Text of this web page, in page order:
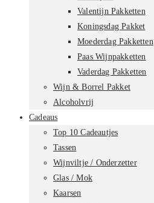
Valentijn Pakketten
Koningsdag Pakket
Moederdag Pakketten
Paas Wijnpakketten
Vaderdag Pakketten
Wijn & Borrel Pakket
Alcoholvrij
Cadeaus
Top 10 Cadeautjes
Tassen
Wijnviltje / Onderzetter
Glas / Mok
Kaarsen